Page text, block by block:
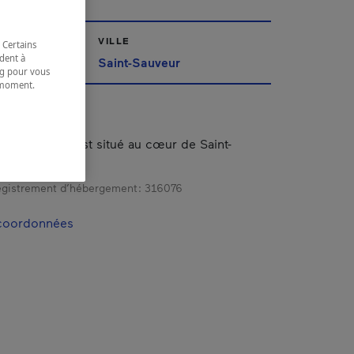
VILLE
Saint-Sauveur
Bordeau est situé au cœur de Saint-
d’hébergement : 316076
à
pour vous